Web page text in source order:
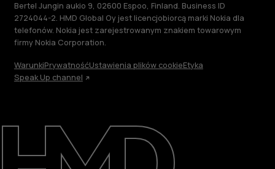
Naprawa i recykling
Zrównoważony rozwój
Wsparcie
Bertel Jungin aukio 9, 02600 Espoo, Finland. Business ID
2724044-2. HMD Global Oy jest licencjobiorcą marki Nokia dla
telefonów. Nokia jest zarejestrowanym znakiem towarowym
firmy Nokia Corporation.
WarunkiPrywatnośćUstawienia plików cookieEtyka
Speak Up channel